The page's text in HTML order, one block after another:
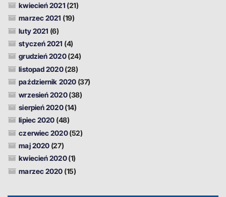
kwiecień 2021 (21)
marzec 2021 (19)
luty 2021 (6)
styczeń 2021 (4)
grudzień 2020(24)
listopad 2020(28)
październik 2020(37)
wrzesień 2020(38)
sierpień 2020(14)
lipiec 2020 (48)
czerwiec 2020(52)
maj 2020 (27)
kwiecień 2020(1)
marzec 2020 (15)